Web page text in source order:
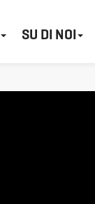
SU DI NOI